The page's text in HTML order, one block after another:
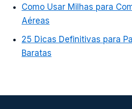
Como Usar Milhas para
Aéreas
25 Dicas Definitivas para
Baratas